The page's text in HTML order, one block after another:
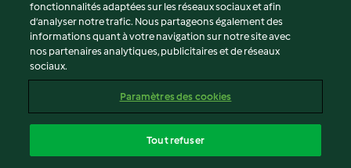
Conditions d'utilisation
Politique de confidentialité
Non-responsabilité
Mentions légales
Contenu du rapport
Déclaration d'accessibilité
fonctionnalités adaptées sur les réseaux sociaux et afin
d’analyser notre trafic. Nous partageons également des
informations quant à votre navigation sur notre site avec
nos partenaires analytiques, publicitaires et de réseaux
sociaux.
Paramètres des cookies
Tout refuser